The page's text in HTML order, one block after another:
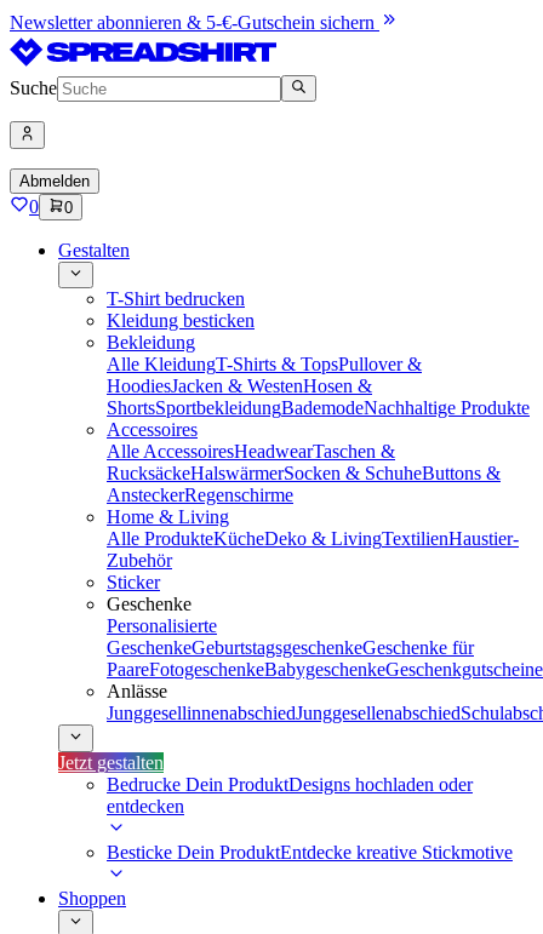
Newsletter abonnieren & 5-€-Gutschein sichern
Suche
Abmelden
0 0
Gestalten
T-Shirt bedrucken
Kleidung besticken
Bekleidung
Alle KleidungT-Shirts & TopsPullover &
HoodiesJacken & WestenHosen &
ShortsSportbekleidungBademodeNachhaltige Produkte
Accessoires
Alle AccessoiresHeadwearTaschen &
RucksäckeHalswärmerSocken & SchuheButtons &
AnsteckerRegenschirme
Home & Living
Alle ProdukteKücheDeko & LivingTextilienHaustier-
Zubehör
Sticker
Geschenke
Personalisierte
GeschenkeGeburtstagsgeschenkeGeschenke für
PaareFotogeschenkeBabygeschenkeGeschenkgutscheine
Anlässe
JunggesellinnenabschiedJunggesellenabschied
Jetzt gestalten
Bedrucke Dein ProduktDesigns hochladen oder
entdecken
Besticke Dein ProduktEntdecke kreative Stickmotive
Shoppen